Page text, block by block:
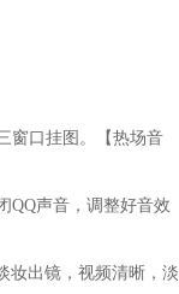
窗口挂图。【热场音
QQ声音，调整好音效
妆出镜，视频清晰，淡